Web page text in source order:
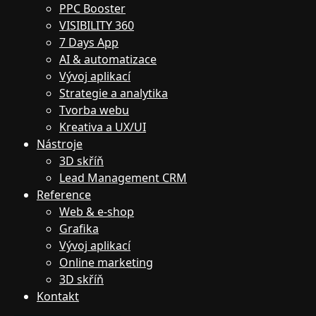
PPC Booster
VISIBILITY 360
7 Days App
AI & automatizace
Vývoj aplikací
Strategie a analytika
Tvorba webu
Kreativa a UX/UI
Nástroje
3D skříň
Lead Management CRM
Reference
Web & e-shop
Grafika
Vývoj aplikací
Online marketing
3D skříň
Kontakt